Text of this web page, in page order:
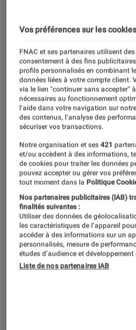
Les meilleurs films à
avant fin juin 2025
SÉLECTION
Cinéma • 10 juin 2025
Vos préférences sur les cookies
FNAC et ses partenaires utilisent
consentement à des fins
profils personnalisés en combinant
données liées à votre compte client.
via le lien "continuer sans accepter"
nécessaires au fonctionnement
l’aide dans votre navigation sur
des contenus, l’analyse des
sécuriser vos transactions.
Notre organisation et ses421
et/ou accèdent à des informations,
de cookies pour traiter les données
pouvez accepter ou gérer vos
tout moment dans la Politique
Nos partenaires publicitaires (IAB)
finalités suivantes :
Utiliser des données de
les caractéristiques de l’appareil
accéder à des informations sur un
personnalisés, mesure de
études d’audience et développement
Liste de nos partenaires IAB